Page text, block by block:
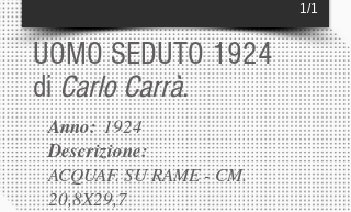
1/1
UOMO SEDUTO 1924
diCarlo Carrà.
Anno:1924
Descrizione:
ACQUAF. SU RAME - CM.
20,8X29,7